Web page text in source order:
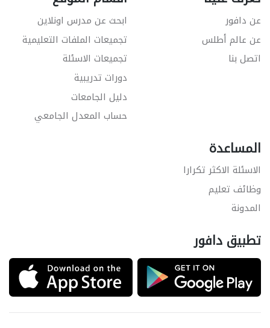
عن دافور
عن عالم أطلس
اتصل بنا
ابحث عن مدرس اونلاين
تجميعات الملفات التعليمية
تجميعات الاسئلة
دورات تدريبية
دليل الجامعات
حساب المعدل الجامعي
المساعدة
الاسئلة الاكثر تكرارا
وظائف تعليم
المدونة
تطبيق دافور